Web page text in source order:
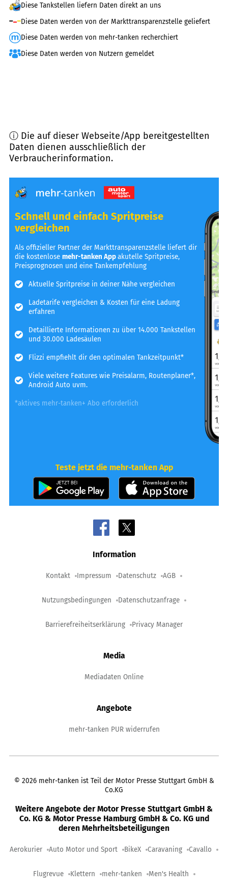
Diese Tankstellen liefern Daten direkt an uns
Diese Daten werden von der Markttransparenzstelle geliefert
Diese Daten werden von mehr-tanken recherchiert
Diese Daten werden von Nutzern gemeldet
ⓘ Die auf dieser Webseite/App bereitgestellten
Daten dienen ausschließlich der
Verbraucherinformation.
Schnell und einfach Spritpreise
vergleichen
Als offizieller Partner der Markttransparenzstelle liefert dir
die kostenlosemehr-tanken Appakutelle Spritpreise,
Preisprognosen und eine Tankempfehlung
Aktuelle Spritpreise in deiner Nähe vergleichen
Ladetarife vergleichen & Kosten für eine Ladung
erfahren
Detaillierte Informationen zu über 14.000 Tankstellen
und 30.000 Ladesäulen
Flizzi empfiehlt dir den optimalen Tankzeitpunkt*
Viele weitere Features wie Preisalarm, Routenplaner*,
Android Auto uvm.
*aktives mehr-tanken+ Abo erforderlich
Teste jetzt die mehr-tanken App
Information
Kontakt Impressum Datenschutz AGB
Nutzungsbedingungen Datenschutzanfrage
Barrierefreiheitserklärung Privacy Manager
Media
Mediadaten Online
Angebote
mehr-tanken PUR widerrufen
© 2026 mehr-tanken ist Teil der Motor Presse Stuttgart GmbH &
Co.KG
Weitere Angebote der Motor Presse Stuttgart GmbH &
Co. KG & Motor Presse Hamburg GmbH & Co. KG und
deren Mehrheitsbeteiligungen
Aerokurier Auto Motor und Sport BikeX Caravaning Cavallo
Flugrevue Klettern mehr-tanken Men's Health